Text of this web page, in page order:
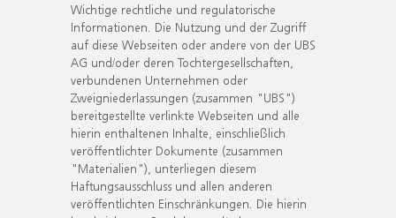
Wichtige rechtliche und regulatorische
Informationen. Die Nutzung und der Zugriff
auf diese Webseiten oder andere von der UBS
AG und/oder deren Tochtergesellschaften,
verbundenen Unternehmen oder
Zweigniederlassungen (zusammen "UBS")
bereitgestellte verlinkte Webseiten und alle
hierin enthaltenen Inhalte, einschließlich
veröffentlichter Dokumente (zusammen
"Materialien"), unterliegen diesem
Haftungsausschluss und allen anderen
veröffentlichten Einschränkungen. Die hierin